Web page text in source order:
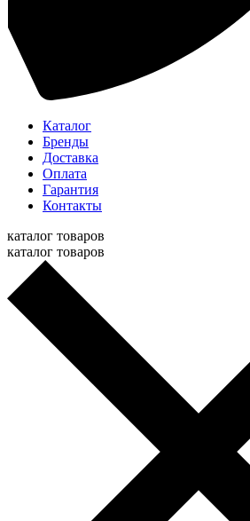
Каталог
Бренды
Доставка
Оплата
Гарантия
Контакты
каталог товаров
каталог товаров